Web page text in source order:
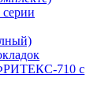
710 с